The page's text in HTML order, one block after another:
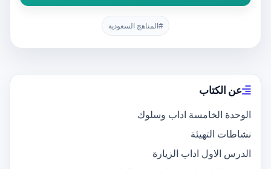
#المناهج السعودية
عن الكتاب
الوحدة الخامسة اداب وسلوك
نشاطات التهيئة
الدرس الاول اداب الزيارة